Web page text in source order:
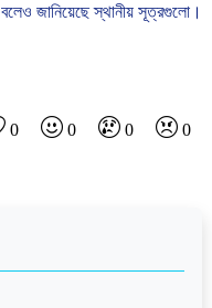
বলেও জানিয়েছে স্থানীয় সূত্রগুলো।
0 0 0 0